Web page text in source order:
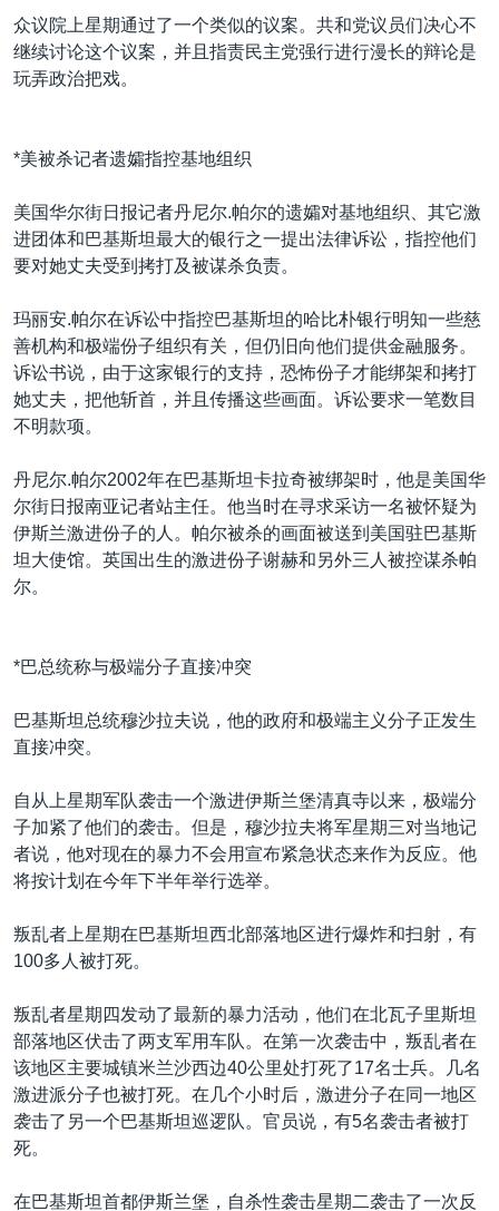
众议院上星期通过了一个类似的议案。共和党议员们决心不
继续讨论这个议案，并且指责民主党强行进行漫长的辩论是
玩弄政治把戏。
*美被杀记者遗孀指控基地组织
美国华尔街日报记者丹尼尔.帕尔的遗孀对基地组织、其它激
进团体和巴基斯坦最大的银行之一提出法律诉讼，指控他们
要对她丈夫受到拷打及被谋杀负责。
玛丽安.帕尔在诉讼中指控巴基斯坦的哈比朴银行明知一些慈
善机构和极端份子组织有关，但仍旧向他们提供金融服务。
诉讼书说，由于这家银行的支持，恐怖份子才能绑架和拷打
她丈夫，把他斩首，并且传播这些画面。诉讼要求一笔数目
不明款项。
丹尼尔.帕尔2002年在巴基斯坦卡拉奇被绑架时，他是美国华
尔街日报南亚记者站主任。他当时在寻求采访一名被怀疑为
伊斯兰激进份子的人。帕尔被杀的画面被送到美国驻巴基斯
坦大使馆。英国出生的激进份子谢赫和另外三人被控谋杀帕
尔。
*巴总统称与极端分子直接冲突
巴基斯坦总统穆沙拉夫说，他的政府和极端主义分子正发生
直接冲突。
自从上星期军队袭击一个激进伊斯兰堡清真寺以来，极端分
子加紧了他们的袭击。但是，穆沙拉夫将军星期三对当地记
者说，他对现在的暴力不会用宣布紧急状态来作为反应。他
将按计划在今年下半年举行选举。
叛乱者上星期在巴基斯坦西北部落地区进行爆炸和扫射，有
100多人被打死。
叛乱者星期四发动了最新的暴力活动，他们在北瓦子里斯坦
部落地区伏击了两支军用车队。在第一次袭击中，叛乱者在
该地区主要城镇米兰沙西边40公里处打死了17名士兵。几名
激进派分子也被打死。在几个小时后，激进分子在同一地区
袭击了另一个巴基斯坦巡逻队。官员说，有5名袭击者被打
死。
在巴基斯坦首都伊斯兰堡，自杀性袭击星期二袭击了一次反